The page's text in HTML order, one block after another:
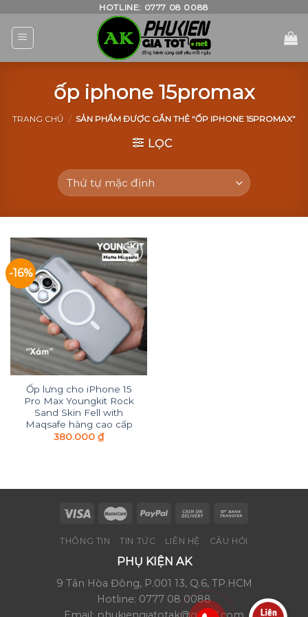
content
HOTLINE: 0777 08 0088
ốp iphone 15promax
TRANG CHỦ / SẢN PHẨM ĐƯỢC GẮN THẺ “ỐP IPHONE 15PROMAX”
LỌC
-16%
Add to
Wishlist
Ốp lưng cho iPhone 15
Pro Max Youngkit Rock
Sand Skin Fell with
Maqsafe hàng cao cấp
380.000 ₫
THÔNG TIN TIN TỨC LIÊN HỆ CÂU HỎI
PHỤ KIỆN AK
9 Tân Hòa Đông, P.001 13, Q.6, TP.HCM
Hotline: 0777 08 0088